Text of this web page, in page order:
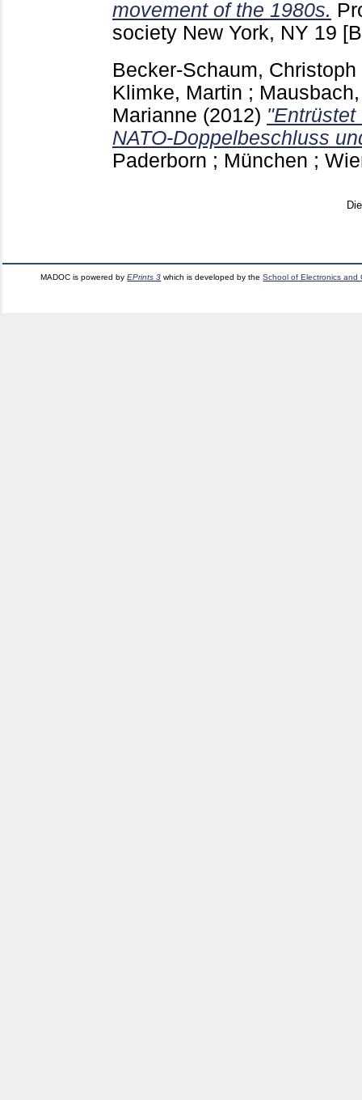
movement of the 1980s.
society New York, NY 19
Becker-Schaum, Christoph
Klimke, Martin ;
Marianne (2012)
NATO-Doppelbeschluss
Paderborn ; München ;
MADOC is powered byEPrints 3 which is developed by theSchool of Electronics and